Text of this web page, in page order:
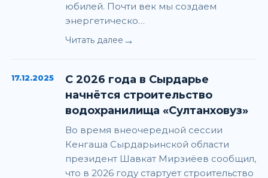
юбилей. Почти век мы создаем
энергетическо…
Читать далее →
17.12.2025
С 2026 года в Сырдарье
начнётся строительство
водохранилища «Султанховуз»
Во время внеочередной сессии
Кенгаша Сырдарьинской области
президент Шавкат Мирзиёев сообщил,
что в 2026 году стартует строительство